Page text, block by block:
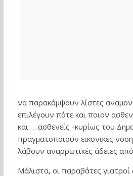
να παρακάμψουν λίστες
επιλέγουν πότε και ποιον
και … ασθενείς -κυρίως του
πραγματοποιούν εικονικές
λάβουν αναρρωτικές άδειες
Μάλιστα, οι παραβάτες γιατροί